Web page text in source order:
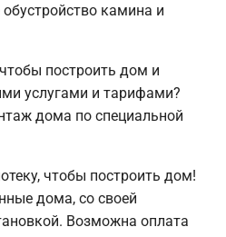
камина и
построить дом и
услугами и тарифами?
дома по специальной
чтобы построить дом!
дома, со своей
Возможна оплата